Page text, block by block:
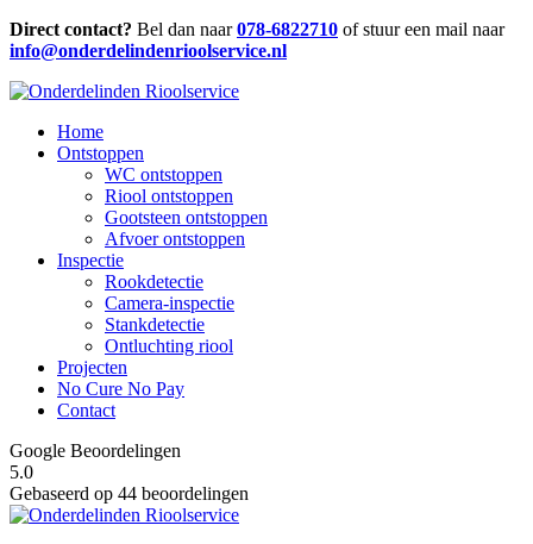
Direct contact? Bel dan naar078-6822710 of stuur een mail naar
info@onderdelindenrioolservice.nl
Home
Ontstoppen
WC ontstoppen
Riool ontstoppen
Gootsteen ontstoppen
Afvoer ontstoppen
Inspectie
Rookdetectie
Camera-inspectie
Stankdetectie
Ontluchting riool
Projecten
No Cure No Pay
Contact
Google Beoordelingen
5.0
Gebaseerd op 44 beoordelingen